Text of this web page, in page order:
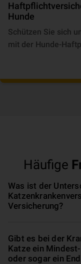
Hunde
Schützen Sie sich
mit der Hunde-
Häufige
Was ist der
Versicherung?
Gibt es bei der
Katze ein
oder sogar ein